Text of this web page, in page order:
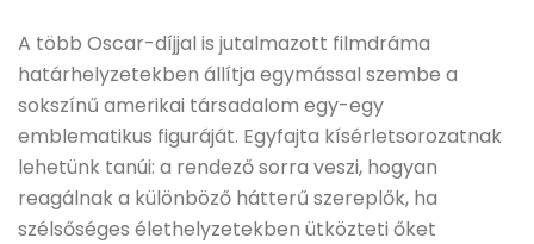
A több Oscar-díjjal is jutalmazott filmdráma
határhelyzetekben állítja egymással szembe a
sokszínű amerikai társadalom egy-egy
emblematikus figuráját. Egyfajta kísérletsorozatnak
lehetünk tanúi: a rendező sorra veszi, hogyan
reagálnak a különböző hátterű szereplők, ha
szélsőséges élethelyzetekben ütközteti őket